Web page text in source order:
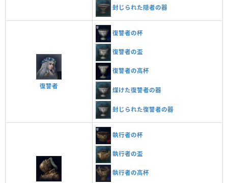
封じられた隠者の器
復讐者
復讐者の杯
復讐者の盃
復讐者の高杯
煤けた復讐者の器
封じられた復讐者の器
執行者の杯
執行者の盃
執行者の高杯